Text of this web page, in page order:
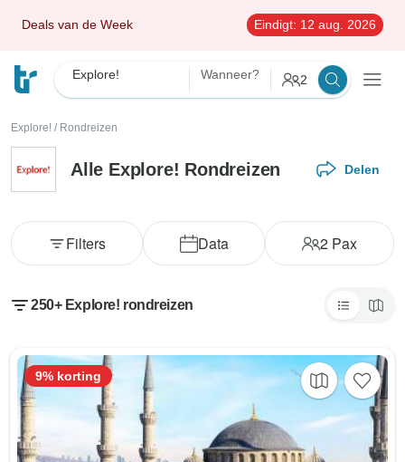
Deals van de Week Eindigt: 12 aug. 2026
Explore! Wanneer? 2
Explore! / Rondreizen
Alle Explore! Rondreizen Delen
Data 2 Pax
Filters
250+ Explore! rondreizen
9% korting